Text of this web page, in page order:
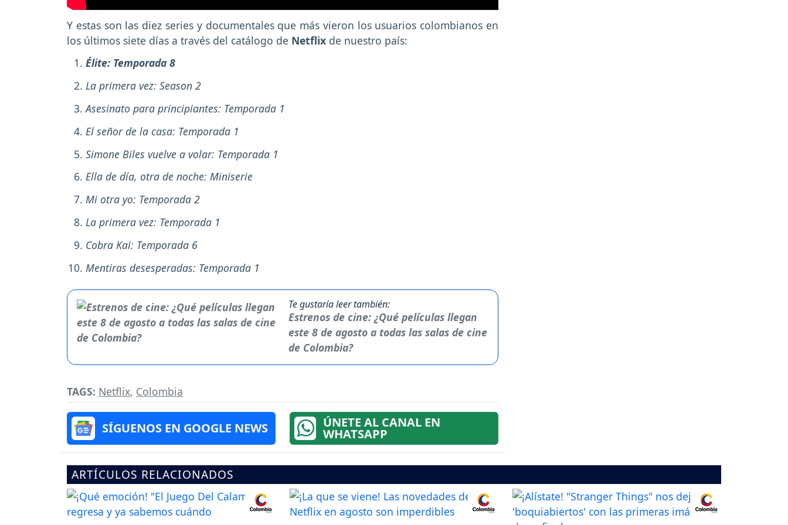
Y estas son las diez series y documentales que más vieron los usuarios colombianos en
los últimos siete días a través del catálogo de Netflix de nuestro país:
Élite: Temporada 8
La primera vez: Season 2
Asesinato para principiantes: Temporada 1
El señor de la casa: Temporada 1
Simone Biles vuelve a volar: Temporada 1
Ella de día, otra de noche: Miniserie
Mi otra yo: Temporada 2
La primera vez: Temporada 1
Cobra Kai: Temporada 6
Mentiras desesperadas: Temporada 1
Te gustaría leer también:
Estrenos de cine: ¿Qué películas llegan
este 8 de agosto a todas las salas de cine
de Colombia?
TAGS: Netflix, Colombia
SÍGUENOS EN GOOGLE NEWS ÚNETE AL CANAL EN
WHATSAPP
ARTÍCULOS RELACIONADOS